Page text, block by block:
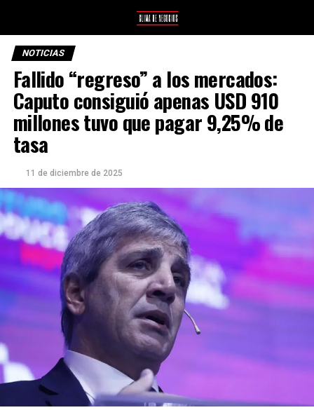
NOTICIAS
Fallido “regreso” a los mercados:
Caputo consiguió apenas USD 910
millones tuvo que pagar 9,25% de
tasa
11 de diciembre de 2025